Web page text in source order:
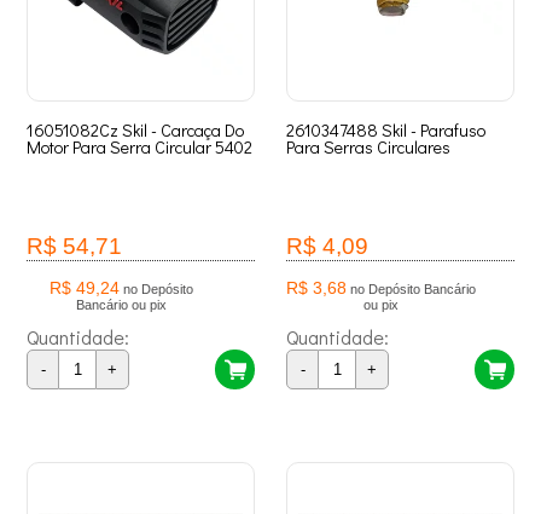
16051082Cz Skil - Carcaça Do
Motor Para Serra Circular 5402
R$ 54,71
R$ 49,24 no Depósito
Bancário ou pix
Quantidade:
- +
2610347488 Skil - Parafuso
Para Serras Circulares
R$ 4,09
R$ 3,68 no Depósito Bancário
ou pix
Quantidade:
- +